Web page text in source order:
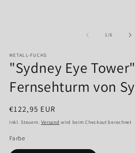
1/von
6
METALL-FUCHS
"Sydney Eye
Fernsehturm von
Normaler
Preis
€122,95 EUR
Inkl. Steuern. Versand wird beim Checkout berechnet
Farbe